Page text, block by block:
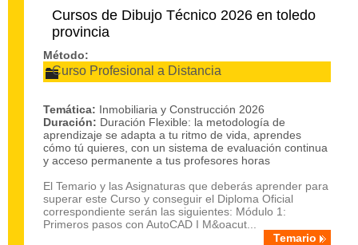
Cursos de Dibujo Técnico 2026 en toledo
provincia
Método:
Curso Profesional a Distancia
Temática: Inmobiliaria y Construcción 2026
Duración: Duración Flexible: la metodología de
aprendizaje se adapta a tu ritmo de vida, aprendes
cómo tú quieres, con un sistema de evaluación continua
y acceso permanente a tus profesores horas
El Temario y las Asignaturas que deberás aprender para
superar este Curso y conseguir el Diploma Oficial
correspondiente serán las siguientes: Módulo 1:
Primeros pasos con AutoCAD I M&oacut...
Temario